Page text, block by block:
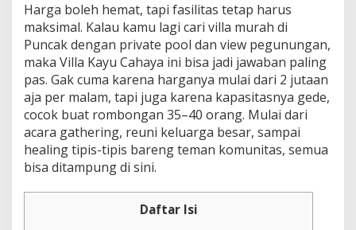
Harga boleh hemat, tapi fasilitas tetap harus
maksimal. Kalau kamu lagi cari villa murah di
Puncak dengan private pool dan view pegunungan,
maka Villa Kayu Cahaya ini bisa jadi jawaban paling
pas. Gak cuma karena harganya mulai dari 2 jutaan
aja per malam, tapi juga karena kapasitasnya gede,
cocok buat rombongan 35–40 orang. Mulai dari
acara gathering, reuni keluarga besar, sampai
healing tipis-tipis bareng teman komunitas, semua
bisa ditampung di sini.
Daftar Isi